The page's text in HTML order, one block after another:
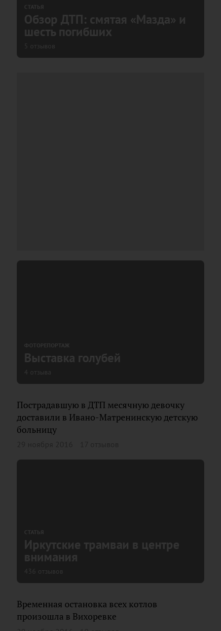
СТАТЬЯ
Обзор ДТП: смятая «Мазда» и
шесть погибших
5 отзывов
ФОТОРЕПОРТАЖ
Выставка голубей
4 отзыва
Пострадавшую в ДТП месячную девочку
доставили в Ивано-Матренинскую детскую
больницу
СТАТЬЯ
Иркутские трамваи в центре
внимания
436 отзывов
Временная остановка всех котлов
произошла в Вихоревке